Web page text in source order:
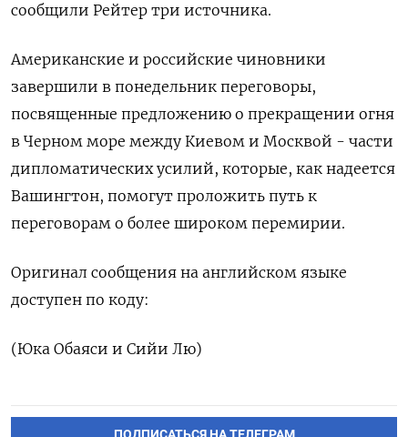
сообщили Рейтер три источника.
Американские и российские чиновники
завершили в понедельник переговоры,
посвященные предложению о прекращении огня
в Черном море между Киевом и Москвой - части
дипломатических усилий, которые, как надеется
Вашингтон, помогут проложить путь к
переговорам о более широком перемирии.
Оригинал сообщения на английском языке
доступен по коду:
(Юка Обаяси и Сийи Лю)